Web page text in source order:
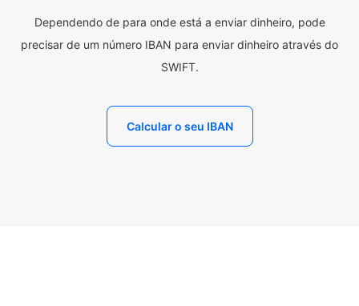
Dependendo de para onde está a enviar dinheiro, pode
precisar de um número IBAN para enviar dinheiro através do
SWIFT.
Calcular o seu IBAN